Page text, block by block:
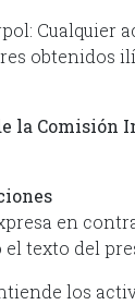
Cualquier
obtenidos
la Comisión
en
a todo
los